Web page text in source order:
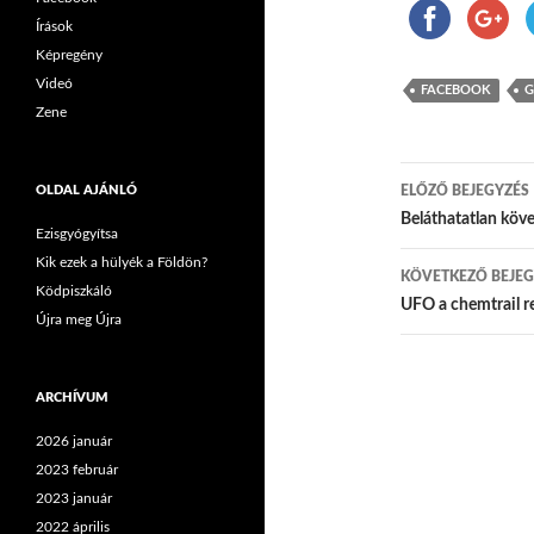
FACEBOOK
ELŐZŐ BEJEGYZÉS
Beláthatatlan
KÖVETKEZŐ
UFO a chemtrail
Írások
Képregény
Videó
Zene
OLDAL AJÁNLÓ
Ezisgyógyítsa
Kik ezek a hülyék a Földön?
Ködpiszkáló
Újra meg Újra
ARCHÍVUM
2026 január
2023 február
2023 január
2022 április